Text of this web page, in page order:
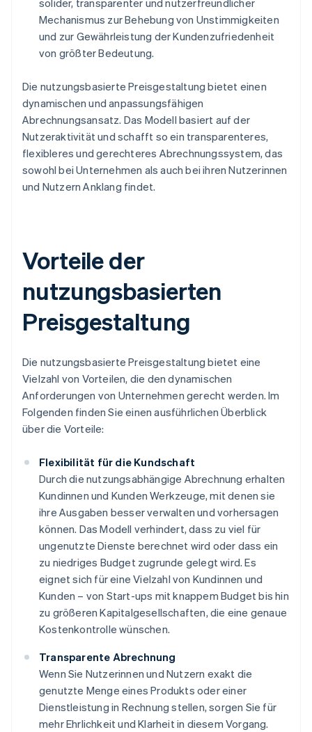
solider, transparenter und nutzerfreundlicher
Mechanismus zur Behebung von Unstimmigkeiten
und zur Gewährleistung der Kundenzufriedenheit
von größter Bedeutung.
Die nutzungsbasierte Preisgestaltung bietet einen
dynamischen und anpassungsfähigen
Abrechnungsansatz. Das Modell basiert auf der
Nutzeraktivität und schafft so ein transparenteres,
flexibleres und gerechteres Abrechnungssystem, das
sowohl bei Unternehmen als auch bei ihren Nutzerinnen
und Nutzern Anklang findet.
Vorteile der
nutzungsbasierten
Preisgestaltung
Die nutzungsbasierte Preisgestaltung bietet eine
Vielzahl von Vorteilen, die den dynamischen
Anforderungen von Unternehmen gerecht werden. Im
Folgenden finden Sie einen ausführlichen Überblick
über die Vorteile:
Flexibilität für die Kundschaft
Durch die nutzungsabhängige Abrechnung erhalten
Kundinnen und Kunden Werkzeuge, mit denen sie
ihre Ausgaben besser verwalten und vorhersagen
können. Das Modell verhindert, dass zu viel für
ungenutzte Dienste berechnet wird oder dass ein
zu niedriges Budget zugrunde gelegt wird. Es
eignet sich für eine Vielzahl von Kundinnen und
Kunden – von Start-ups mit knappem Budget bis hin
zu größeren Kapitalgesellschaften, die eine genaue
Kostenkontrolle wünschen.
Transparente Abrechnung
Wenn Sie Nutzerinnen und Nutzern exakt die
genutzte Menge eines Produkts oder einer
Dienstleistung in Rechnung stellen, sorgen Sie für
mehr Ehrlichkeit und Klarheit in diesem Vorgang.